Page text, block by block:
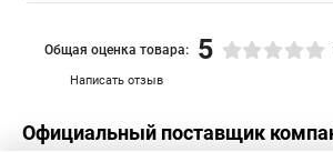
Написать отзыв
Общая оценка товара: 5
Официальный поставщик